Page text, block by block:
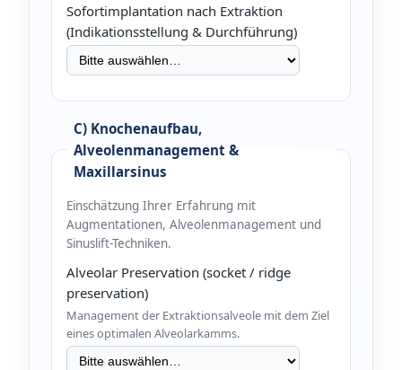
Sofortimplantation nach Extraktion
(Indikationsstellung & Durchführung)
C) Knochenaufbau,
Alveolenmanagement &
Maxillarsinus
Einschätzung Ihrer Erfahrung mit
Augmentationen, Alveolenmanagement und
Sinuslift-Techniken.
Alveolar Preservation (socket / ridge
preservation)
Management der Extraktionsalveole mit dem Ziel
eines optimalen Alveolarkamms.